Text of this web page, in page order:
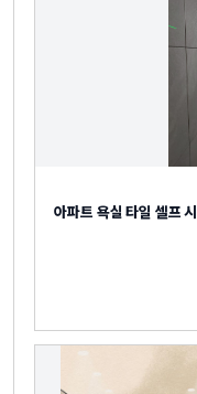
아파트 욕실 타일 셀프